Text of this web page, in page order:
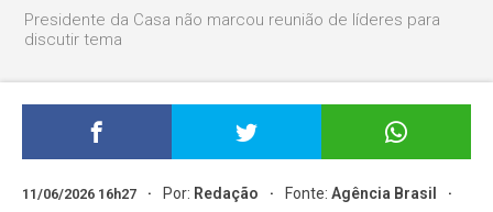
Presidente da Casa não marcou reunião de líderes para
discutir tema
11/06/2026 16h27 Por: Redação Fonte:Agência Brasil